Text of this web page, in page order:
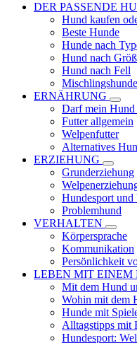
DER PASSENDE
Hund kaufen
Beste Hunde
Hunde nach
Hund nach
Hund nach Fell
Mischlingshunde
ERNÄHRUNG
Darf mein Hund
Futter allgemein
Welpenfutter
Alternatives
ERZIEHUNG
Grunderziehung
Hundesport und
Problemhund
VERHALTEN
Körpersprache
Kommunikation
Persönlichkeit
LEBEN MIT EINEM
Mit dem Hund
Wohin mit dem
Hunde mit
Alltagstipps mit
Hundesport: